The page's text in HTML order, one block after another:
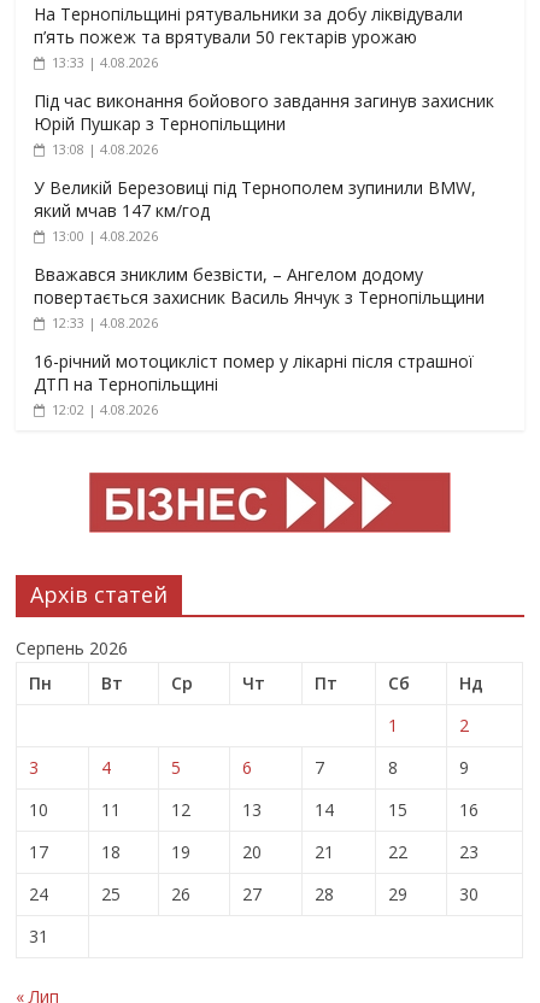
На Тернопільщині рятувальники за добу ліквідували
п’ять пожеж та врятували 50 гектарів урожаю
13:33 | 4.08.2026
Під час виконання бойового завдання загинув захисник
Юрій Пушкар з Тернопільщини
13:08 | 4.08.2026
У Великій Березовиці під Тернополем зупинили BMW,
який мчав 147 км/год
13:00 | 4.08.2026
Вважався зниклим безвісти, – Ангелом додому
повертається захисник Василь Янчук з Тернопільщини
12:33 | 4.08.2026
16-річний мотоцикліст помер у лікарні після страшної
ДТП на Тернопільщині
12:02 | 4.08.2026
Архів статей
Серпень 2026
Пн
Вт Ср Чт Пт Сб
Нд
1
2
3
4 5 6 7 8
9
10
11 12 13 14 15
16
17
18 19 20 21 22
23
24
25 26 27 28 29
30
31
« Лип